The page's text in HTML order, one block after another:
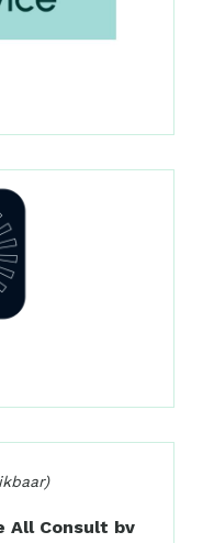
All Consult bv